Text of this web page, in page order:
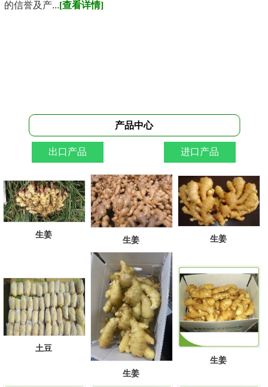
的信誉及产... [查看详情]
产品中心
出口产品 进口产品
生姜
生姜 生姜
土豆
生姜
生姜